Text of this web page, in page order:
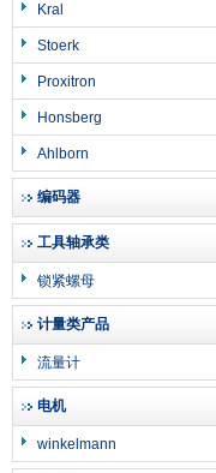
Kral
Stoerk
Proxitron
Honsberg
Ahlborn
编码器
工具轴承类
锁紧螺母
计量类产品
流量计
电机
winkelmann